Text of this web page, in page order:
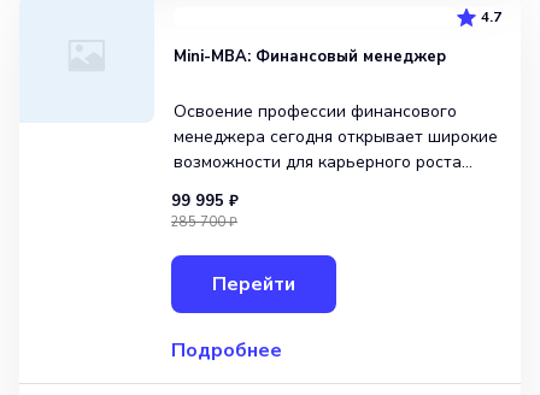
4.7
Mini-MBA: Финансовый менеджер
Освоение профессии финансового
менеджера сегодня открывает широкие
возможности для карьерного роста
бизнеса. Программа представляет
онлайн-курс, который позволяет
глубоко погрузиться в аспекты
финансового управлени
99 995 ₽
285 700 ₽
Перейти
Подробнее